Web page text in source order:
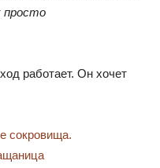
просто
работает. Он хочет